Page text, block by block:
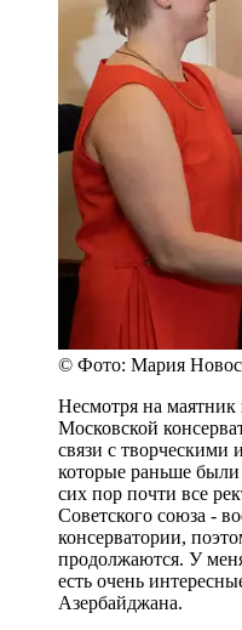
© Фото: Мария
Несмотря на
Московской
связи с творческими
которые раньше
сих пор почти все
Советского союза -
консерватории,
продолжаются. У
есть очень
Азербайджана.